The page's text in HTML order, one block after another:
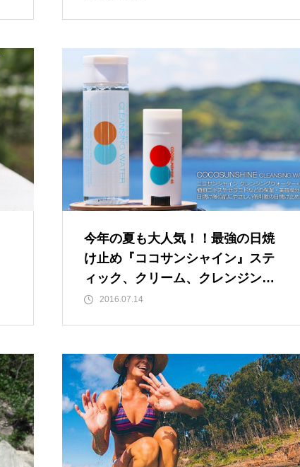
今年の夏も大人気！！最強の日焼
け止め『ココサンシャイン』ステ
ィック、クリーム、クレンジング
化粧水、商品ラインナップが揃っ
2016.07.14